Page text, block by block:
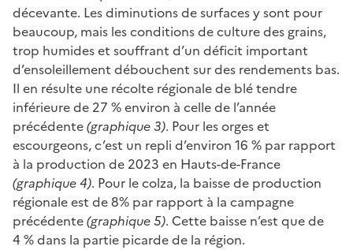
décevante. Les diminutions de surfaces y sont pour
beaucoup, mais les conditions de culture des grains,
trop humides et souffrant d’un déficit important
d’ensoleillement débouchent sur des rendements bas.
Il en résulte une récolte régionale de blé tendre
inférieure de 27 % environ à celle de l’année
précédente(graphique 3). Pour les orges et
escourgeons, c’est un repli d’environ 16 % par rapport
à la production de 2023 en Hauts-de-France
(graphique 4). Pour le colza, la baisse de production
régionale est de 8% par rapport à la campagne
précédente(graphique 5). Cette baisse n’est que de
4 % dans la partie picarde de la région.